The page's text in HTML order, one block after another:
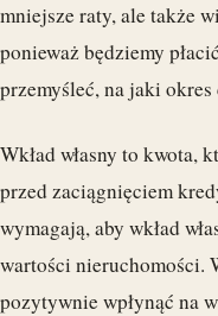
mniejsze raty, ale także
ponieważ będziemy
przemyśleć, na jaki
Wkład własny to kwota,
przed zaciągnięciem
wymagają, aby wkład
wartości nieruchomości.
pozytywnie wpłynąć na